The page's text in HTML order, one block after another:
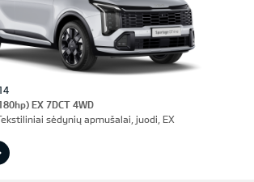
EX 7DCT 4WD
sėdynių apmušalai, juodi, EX